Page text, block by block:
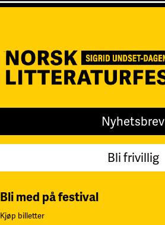
Nyhetsbrev
Bli frivillig
Bli med på festival
Kjøp billetter